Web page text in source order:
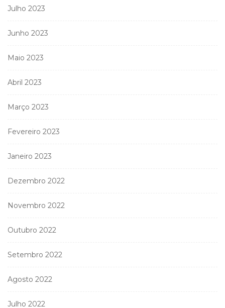
Julho 2023
Junho 2023
Maio 2023
Abril 2023
Março 2023
Fevereiro 2023
Janeiro 2023
Dezembro 2022
Novembro 2022
Outubro 2022
Setembro 2022
Agosto 2022
Julho 2022